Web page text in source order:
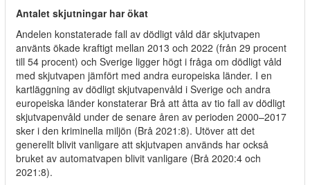
Antalet skjutningar har ökat
Andelen konstaterade fall av dödligt våld där skjutvapen
använts ökade kraftigt mellan 2013 och 2022 (från 29 procent
till 54 procent) och Sverige ligger högt i fråga om dödligt våld
med skjutvapen jämfört med andra europeiska länder. I en
kartläggning av dödligt skjutvapenvåld i Sverige och andra
europeiska länder konstaterar Brå att åtta av tio fall av dödligt
skjutvapenvåld under de senare åren av perioden 2000–2017
sker i den kriminella miljön (Brå 2021:8). Utöver att det
generellt blivit vanligare att skjutvapen används har också
bruket av automatvapen blivit vanligare (Brå 2020:4 och
2021:8).